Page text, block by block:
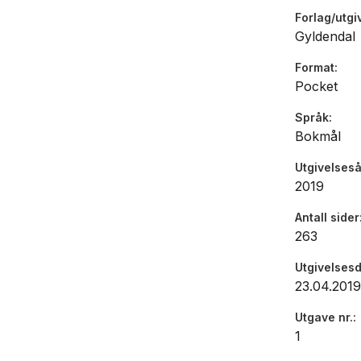
Forlag/
Gyldendal
Format
Pocket
Språk
Bokmål
2019
Antall sider
263
23.04.2019
Utgave nr.
1